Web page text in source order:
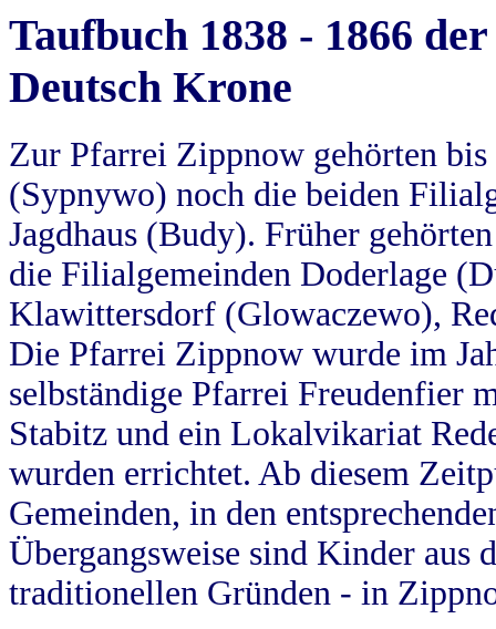
Taufbuch 1838 - 1866
Deutsch Krone
Zur Pfarrei Zippnow gehörten
(Sypnywo) noch die beiden
Jagdhaus (Budy). Früher
die Filialgemeinden Doderlage
Klawittersdorf (Glowaczewo),
Die Pfarrei Zippnow wurde im
selbständige Pfarrei Freudenfier
Stabitz und ein Lokalvikariat
wurden errichtet. Ab diesem
Gemeinden, in den
Übergangsweise sind Kinder aus
traditionellen Gründen - in